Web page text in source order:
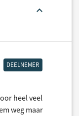
DEELNEMER
heel veel
weg maar